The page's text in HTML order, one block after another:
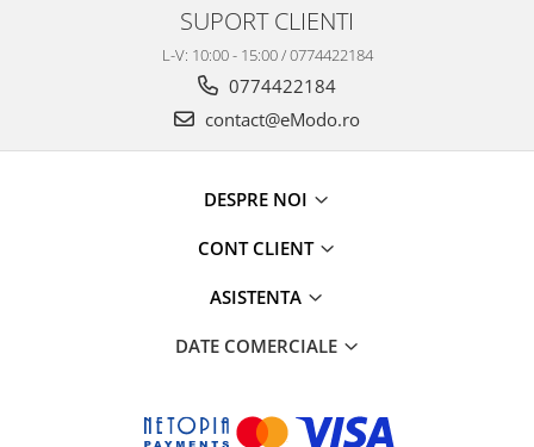
SUPORT CLIENTI
L-V: 10:00 - 15:00 / 0774422184
0774422184
contact@eModo.ro
DESPRE NOI
CONT CLIENT
ASISTENTA
DATE COMERCIALE